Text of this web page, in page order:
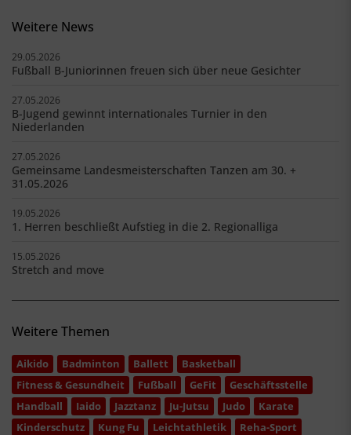
Weitere News
29.05.2026
Fußball B-Juniorinnen freuen sich über neue Gesichter
27.05.2026
B-Jugend gewinnt internationales Turnier in den
Niederlanden
27.05.2026
Gemeinsame Landesmeisterschaften Tanzen am 30. +
31.05.2026
19.05.2026
1. Herren beschließt Aufstieg in die 2. Regionalliga
15.05.2026
Stretch and move
Weitere Themen
Aikido Badminton Ballett
Basketball
Fitness & Gesundheit
Fußball GeFit
Geschäftsstelle
Handball
Iaido Jazztanz Ju-Jutsu Judo
Karate
Kinderschutz
Kung Fu Leichtathletik
Reha-Sport